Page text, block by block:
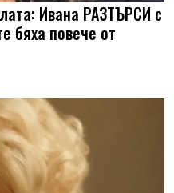
Ивана РАЗТЪРСИ с
бяха повече от